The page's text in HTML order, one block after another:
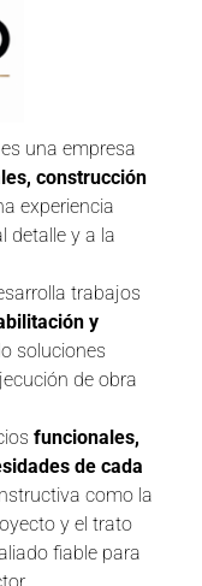
es una empresa
construcción
experiencia
detalle y a la
trabajos
y
soluciones
de obra
funcionales,
de cada
como la
y el trato
fiable para